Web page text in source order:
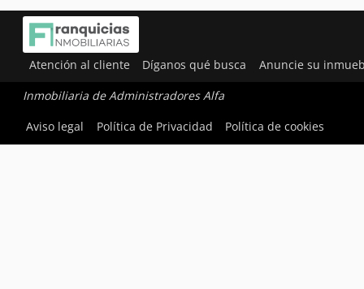
Atención al cliente Díganos qué busca Anuncie su
Inmobiliaria de Administradores Alfa
Aviso legal
Política de Privacidad Política de cookies